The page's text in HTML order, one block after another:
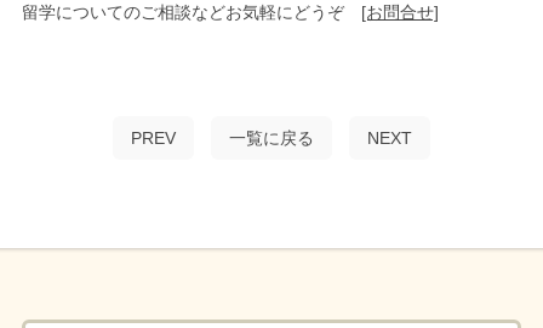
留学についてのご相談などお気軽にどうぞ [お問合せ]
PREV 一覧に戻る NEXT